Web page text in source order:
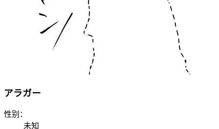
アラガー
性别：
未知